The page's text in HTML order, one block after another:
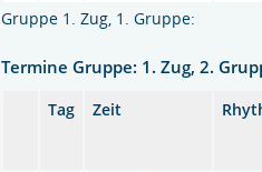
Gruppe 1. Zug, 1. Gruppe:
Termine Gruppe: 1. Zug, 2.
Tag Zeit